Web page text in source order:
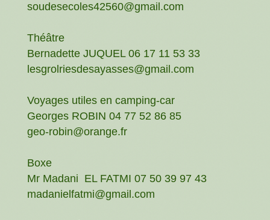
soudesecoles42560@gmail.com
Théâtre
Bernadette JUQUEL 06 17 11 53 33
lesgrolriesdesayasses@gmail.com
Voyages utiles en camping-car
Georges ROBIN 04 77 52 86 85
geo-robin@orange.fr
Boxe
Mr Madani EL FATMI 07 50 39 97 43
madanielfatmi@gmail.com